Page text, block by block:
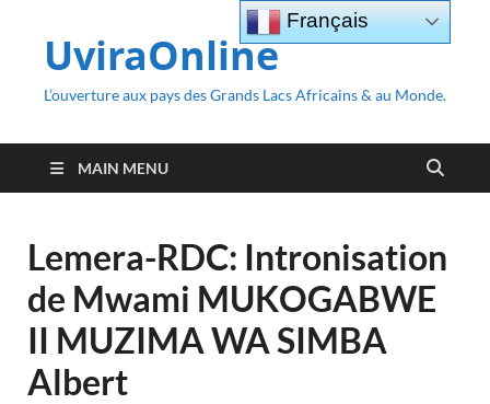
UviraOnline
L’ouverture aux pays des Grands Lacs Africains & au Monde.
MAIN MENU
Lemera-RDC: Intronisation
de Mwami MUKOGABWE
II MUZIMA WA SIMBA
Albert
Français